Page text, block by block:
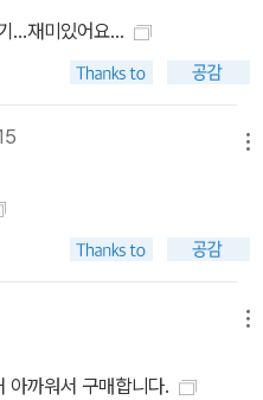
...재미있어요...
아까워서 구매합니다.